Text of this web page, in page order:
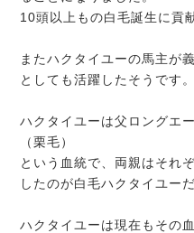
10頭以上もの白毛誕生に貢
またハクタイユーの馬主が
としても活躍したそうです。
ハクタイユーは父ロングエ
（栗毛）
という血統で、両親はそれ
したのが白毛ハクタイユー
ハクタイユーは現在もその